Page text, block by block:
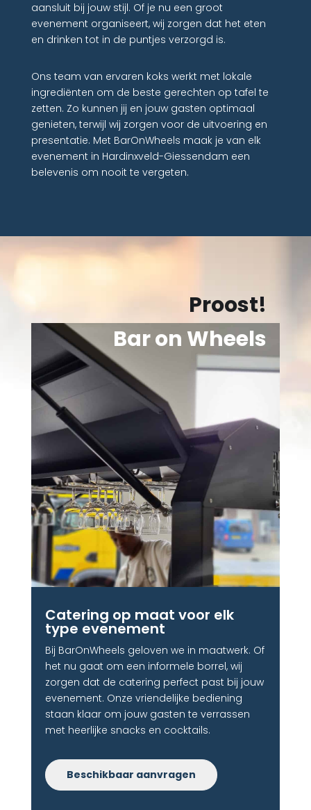
aansluit bij jouw stijl. Of je nu een groot
evenement organiseert, wij zorgen dat het eten
en drinken tot in de puntjes verzorgd is.
Ons team van ervaren koks werkt met lokale
ingrediënten om de beste gerechten op tafel te
zetten. Zo kunnen jij en jouw gasten optimaal
genieten, terwijl wij zorgen voor de uitvoering en
presentatie. Met BarOnWheels maak je van elk
evenement in Hardinxveld-Giessendam een
belevenis om nooit te vergeten.
Proost!
Bar on Wheels
Catering op maat voor elk
type evenement
Bij BarOnWheels geloven we in maatwerk. Of
het nu gaat om een informele borrel, wij
zorgen dat de catering perfect past bij jouw
evenement. Onze vriendelijke bediening
staan klaar om jouw gasten te verrassen
met heerlijke snacks en cocktails.
Beschikbaar aanvragen